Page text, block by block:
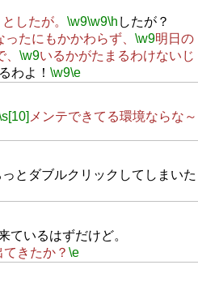
したが。 \w9\w9\h したが？
たにもかかわらず、 \w9明日の
\w9いるかがたまるわけないじ
わよ！ \w9\e
メンテできてる環境ならな～
とダブルクリックしてしまいた
ているはずだけど。
きたか？ \e